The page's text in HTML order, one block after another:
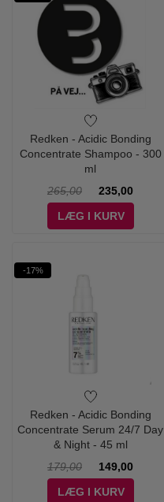
Redken - Acidic Bonding
Concentrate Shampoo - 300
ml
265,00
235,00
LÆG I KURV
-17%
Redken - Acidic Bonding
Concentrate Serum 24/7 Day
& Night - 45 ml
179,00
149,00
LÆG I KURV